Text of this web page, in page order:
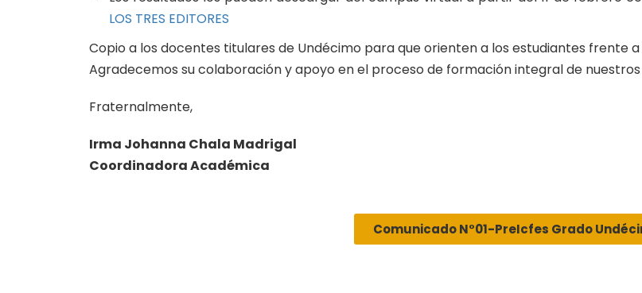
LOS TRES EDITORES
Copio a los docentes titulares de Undécimo para que orienten a los estudiantes frente
Agradecemos su colaboración y apoyo en el proceso de formación integral de
Fraternalmente,
Irma Johanna Chala Madrigal
Coordinadora Académica
Comunicado N°01-PreIcfes Grado